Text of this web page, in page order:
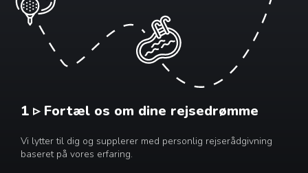
1 ▹ Fortæl os om dine rejsedrømme
Vi lytter til dig og supplerer med personlig rejserådgivning
baseret på vores erfaring.